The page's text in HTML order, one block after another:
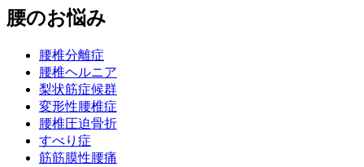
腰のお悩み
腰椎分離症
腰椎ヘルニア
梨状筋症候群
変形性腰椎症
腰椎圧迫骨折
すべり症
筋筋膜性腰痛